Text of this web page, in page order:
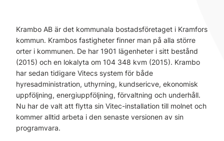
Krambo AB är det kommunala bostadsföretaget i Kramfors
kommun. Krambos fastigheter finner man på alla större
orter i kommunen. De har 1901 lägenheter i sitt bestånd
(2015) och en lokalyta om 104 348 kvm (2015). Krambo
har sedan tidigare Vitecs system för både
hyresadministration, uthyrning, kundsericve, ekonomisk
uppföljning, energiuppföljning, förvaltning och underhåll.
Nu har de valt att flytta sin Vitec-installation till molnet och
kommer alltid arbeta i den senaste versionen av sin
programvara.